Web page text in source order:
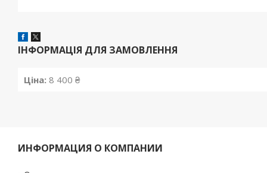
ІНФОРМАЦІЯ ДЛЯ ЗАМОВЛЕННЯ
Ціна: 8 400 ₴
ИНФОРМАЦИЯ О КОМПАНИИ